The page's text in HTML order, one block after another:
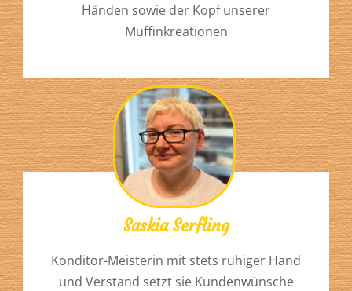
Händen sowie der Kopf unserer
Muffinkreationen
Saskia Serfling
Konditor-Meisterin mit stets ruhiger Hand
und Verstand setzt sie Kundenwünsche